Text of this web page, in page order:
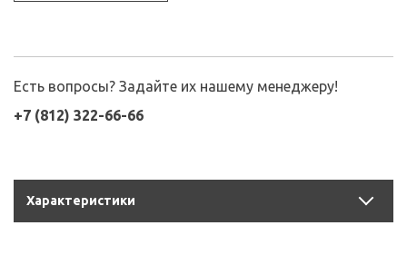
Есть вопросы? Задайте их нашему менеджеру!
+7 (812) 322-66-66
Характеристики